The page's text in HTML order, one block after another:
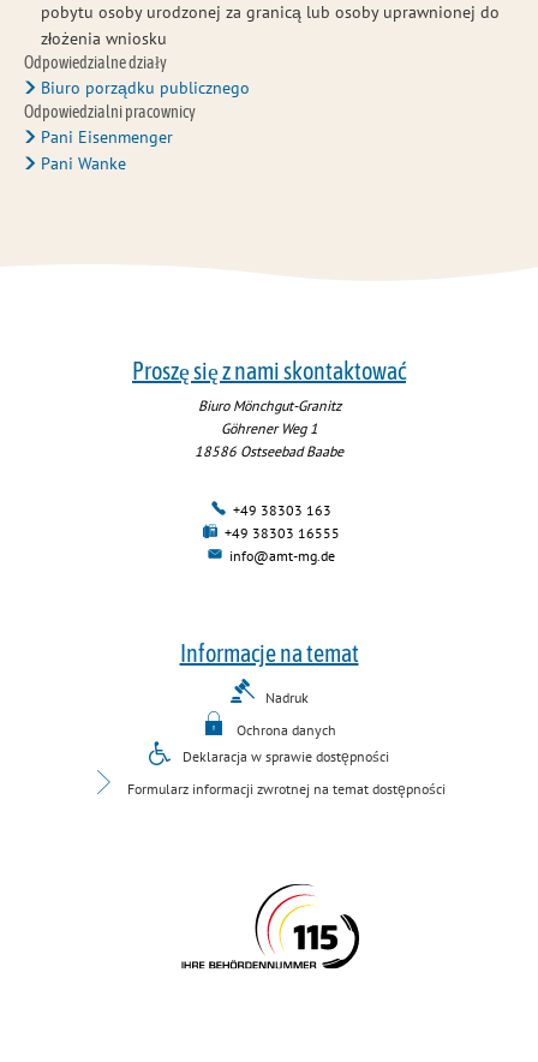
pobytu osoby urodzonej za granicą lub osoby uprawnionej do
złożenia wniosku
Odpowiedzialne działy
Biuro porządku publicznego
Odpowiedzialni pracownicy
Pani Eisenmenger
Pani Wanke
Proszę się z nami skontaktować
Biuro Mönchgut-Granitz
Göhrener Weg 1
18586 Ostseebad Baabe
+49 38303 163
+49 38303 16555
info@amt-mg.de
Informacje na temat
Nadruk
Ochrona danych
Deklaracja w sprawie dostępności
Formularz informacji zwrotnej na temat dostępności